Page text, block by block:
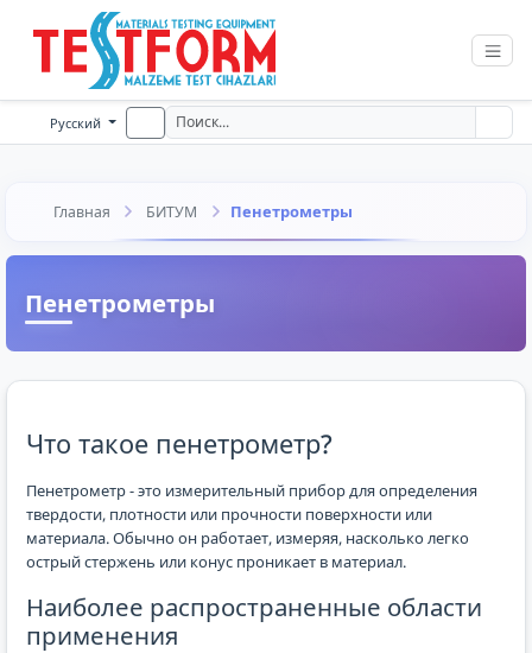
Русский
Главная БИТУМ Пенетрометры
Пенетрометры
Что такое пенетрометр?
Пенетрометр - это измерительный прибор для определения
твердости, плотности или прочности поверхности или
материала. Обычно он работает, измеряя, насколько легко
острый стержень или конус проникает в материал.
Наиболее распространенные области
применения